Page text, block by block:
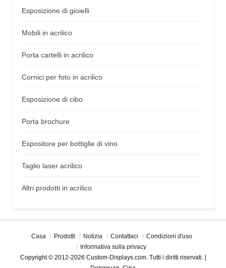
Esposizione di gioielli
Mobili in acrilico
Porta cartelli in acrilico
Cornici per foto in acrilico
Esposizione di cibo
Porta brochure
Espositore per bottiglie di vino
Taglio laser acrilico
Altri prodotti in acrilico
Casa Prodotti Notizia Contattaci
Condizioni d'uso
Informativa sulla privacy
Copyright © 2012-2026 Custom-Displays.com. Tutti i diritti riservati. |